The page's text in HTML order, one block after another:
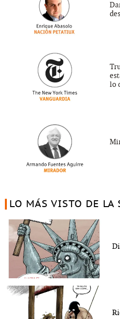
lo
LO MÁS VISTO DE LA